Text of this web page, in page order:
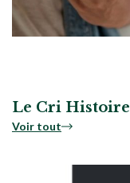
Le Cri Histoire
Voir tout